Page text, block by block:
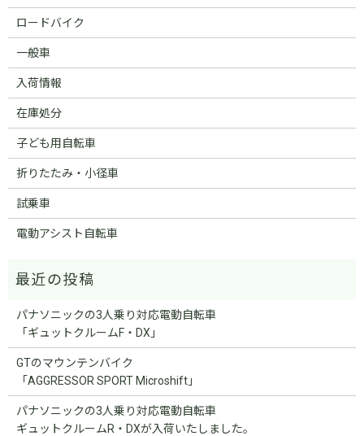
ロードバイク
一般車
入荷情報
在庫処分
子ども用自転車
折りたたみ・小径車
試乗車
電動アシスト自転車
パナソニックの3人乗り対応電動自転車
「ギュットクルームF・DX」
GTのマウンテンバイク
「AGGRESSOR SPORT Microshift」
パナソニックの3人乗り対応電動自転車
ギュットクルームR・DXが入荷いたしました。